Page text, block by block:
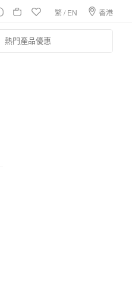
繁/ EN 香港